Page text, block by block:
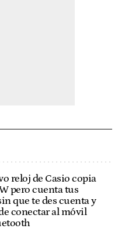
reloj de Casio copia
pero cuenta tus
que te des cuenta y
conectar al móvil